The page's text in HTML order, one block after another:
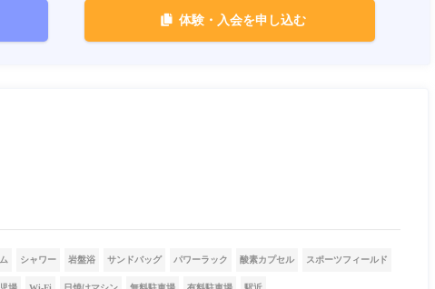
体験・入会を申し込む
シャワー 岩盤浴 サンドバッグ パワーラック 酸素カプセル スポーツフィールド